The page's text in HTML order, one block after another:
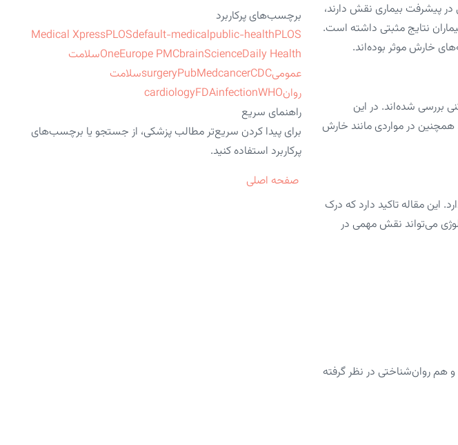
در پیشرفت بیماری نقش دارند،
نتایج مثبتی داشته است.
خارش موثر بوده‌اند.
بررسی شده‌اند. در این
همچنین در مواردی مانند خارش
این مقاله تاکید دارد که درک
می‌تواند نقش مهمی در
و هم روان‌شناختی در نظر گرفته
برچسب‌های پرکاربرد
Medical XpressPLOSdefault-medicalpublic-healthPLOS
OneEurope PMCbrainScienceDaily Health
سلامت
عمومی
surgeryPubMedcancerCDC
سلامت
روان
cardiologyFDAinfectionWHO
راهنمای سریع
برای پیدا کردن سریع‌تر مطالب پزشکی، از جستجو یا برچسب‌های
پرکاربرد استفاده کنید.
صفحه اصلی